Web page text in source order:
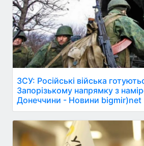
ЗСУ: Російські війська
Запорізькому напрямку з
Донеччини - Новини bigmir)net